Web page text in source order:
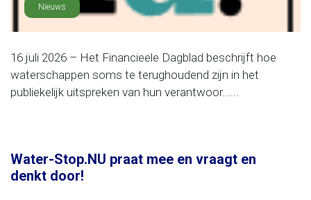
Nieuws
16 juli 2026 – Het Financieele Dagblad beschrijft hoe
waterschappen soms te terughoudend zijn in het
publiekelijk uitspreken van hun verantwoor......
Water-Stop.NU praat mee en vraagt en
denkt door!